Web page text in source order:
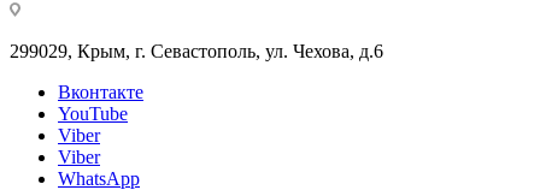
299029, Крым, г. Севастополь, ул. Чехова, д.6
Вконтакте
YouTube
Viber
Viber
WhatsApp